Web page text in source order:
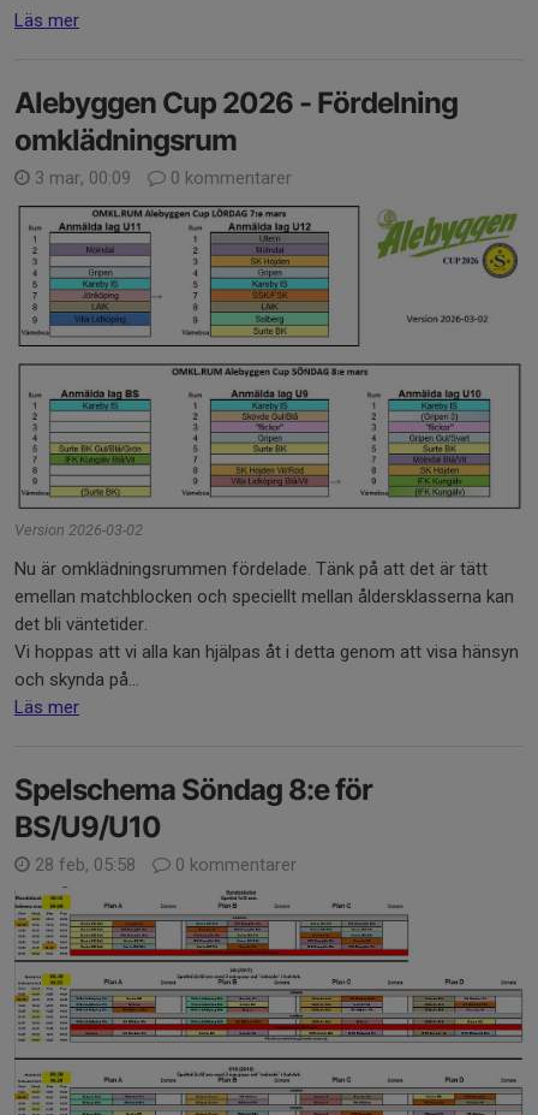
Läs mer
Alebyggen Cup 2026 - Fördelning
omklädningsrum
3 mar, 00:09 0 kommentarer
Version 2026-03-02
Nu är omklädningsrummen fördelade. Tänk på att det är tätt
emellan matchblocken och speciellt mellan åldersklasserna kan
det bli väntetider.
Vi hoppas att vi alla kan hjälpas åt i detta genom att visa hänsyn
och skynda på...
Läs mer
Spelschema Söndag 8:e för
BS/U9/U10
28 feb, 05:58 0 kommentarer